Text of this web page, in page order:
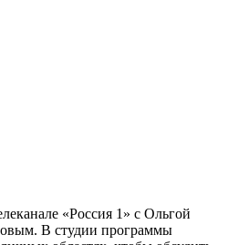
«Россия 1» с Ольгой
В студии программы